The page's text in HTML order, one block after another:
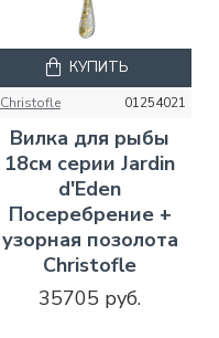
Christofle 01254021
Вилка для рыбы
18см серии Jardin
d'Eden
Посеребрение +
узорная позолота
Christofle
35705 руб.
КУПИТЬ